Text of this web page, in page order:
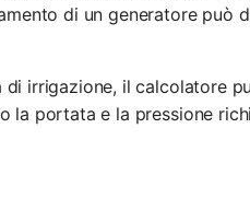
di un generatore può
di irrigazione, il calcolatore
portata e la pressione